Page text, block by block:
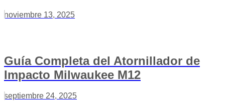
noviembre 13, 2025
Guía Completa del Atornillador de
Impacto Milwaukee M12
septiembre 24, 2025